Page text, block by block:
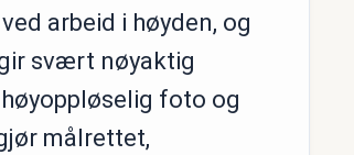
arbeid i høyden, og
svært nøyaktig
foto og
målrettet,